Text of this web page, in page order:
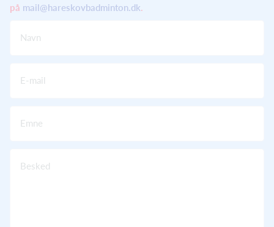
på mail@hareskovbadminton.dk
Navn
E-mail
Emne
Besked